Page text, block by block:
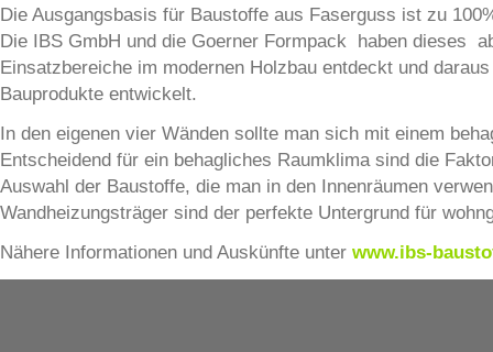
Die Ausgangsbasis für Baustoffe aus Faserguss ist zu
Die IBS GmbH und die Goerner Formpack haben dieses
Einsatzbereiche im modernen Holzbau entdeckt und
Bauprodukte entwickelt.
In den eigenen vier Wänden sollte man sich mit einem
Entscheidend für ein behagliches Raumklima sind die
Auswahl der Baustoffe, die man in den Innenräumen
Wandheizungsträger sind der perfekte Untergrund für
Nähere Informationen und Auskünfte unter www.ibs-